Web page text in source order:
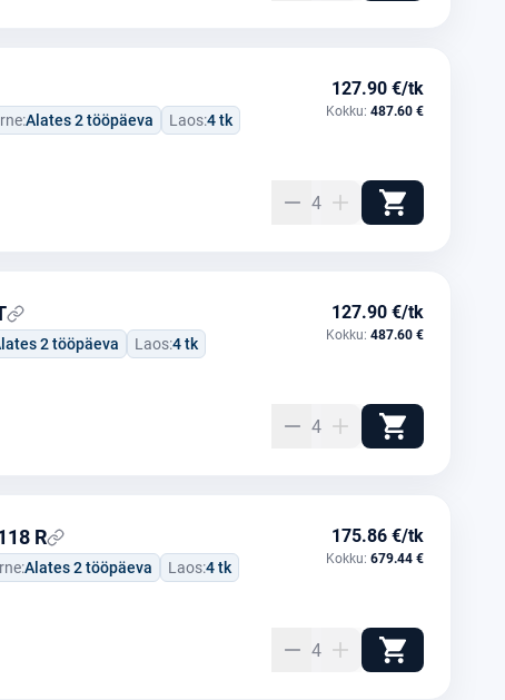
Alates 2 tööpäeva Laos:4 tk
127.90 €/tk
Kokku: 487.60 €
4
2 tööpäeva Laos:4 tk
127.90 €/tk
Kokku: 487.60 €
4
R
Alates 2 tööpäeva Laos:4 tk
175.86 €/tk
Kokku: 679.44 €
4